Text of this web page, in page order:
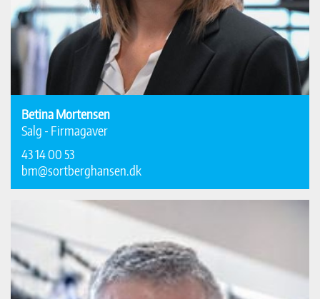
Betina Mortensen
Salg - Firmagaver
43 14 00 53
bm@sortberghansen.dk